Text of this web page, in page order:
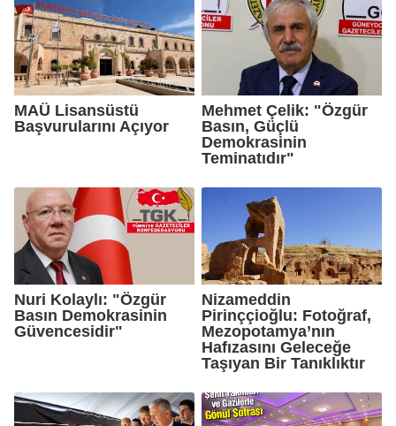
MAÜ Lisansüstü
Başvurularını Açıyor
Mehmet Çelik: "Özgür
Basın, Güçlü
Demokrasinin
Teminatıdır"
Nuri Kolaylı: "Özgür
Basın Demokrasinin
Güvencesidir"
Nizameddin
Pirinççioğlu: Fotoğraf,
Mezopotamya’nın
Hafızasını Geleceğe
Taşıyan Bir Tanıklıktır